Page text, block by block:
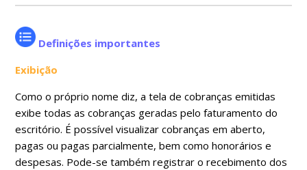
Definições importantes
Exibição
Como o próprio nome diz, a tela de cobranças emitidas
exibe todas as cobranças geradas pelo faturamento do
escritório. É possível visualizar cobranças em aberto,
pagas ou pagas parcialmente, bem como honorários e
despesas. Pode-se também registrar o recebimento dos